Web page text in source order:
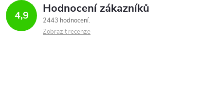
4,9 Hodnocení zákazníků
2443 hodnocení
Zobrazit recenze